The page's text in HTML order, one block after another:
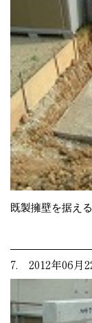
既製擁壁を据え
7. 2012年06月